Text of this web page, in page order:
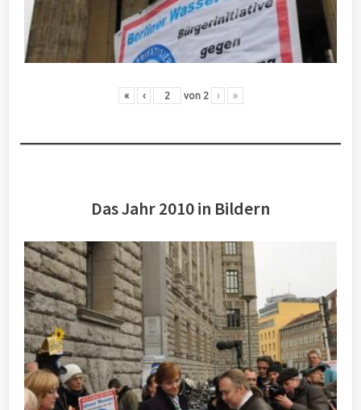
« ‹ von 2 › »
Das Jahr 2010 in Bildern